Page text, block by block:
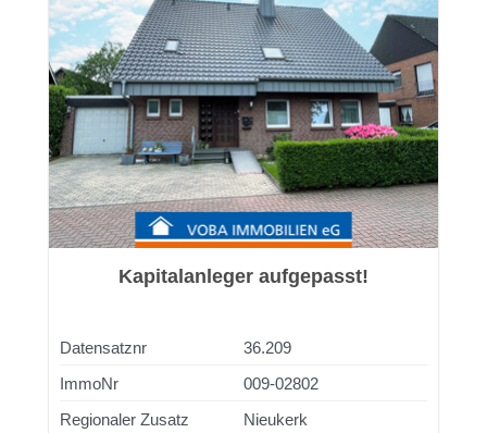
Kapitalanleger aufgepasst!
Datensatznr
36.209
ImmoNr
009-02802
Regionaler Zusatz
Nieukerk